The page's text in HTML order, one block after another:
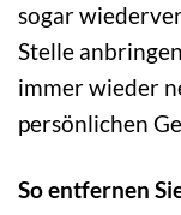
sogar
Stelle
immer wieder
persönlichen
So entfernen